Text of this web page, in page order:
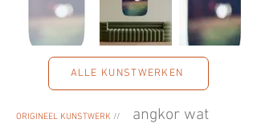
ALLE KUNSTWERKEN
ORIGINEEL KUNSTWERK // angkor wat